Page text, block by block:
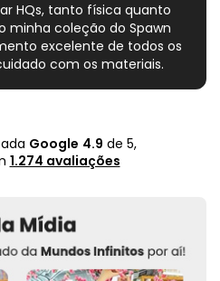
HQs, tanto física quanto
minha coleção do Spawn
excelente de todos os
com os materiais.
Google 4.9 de 5,
1.274 avaliações